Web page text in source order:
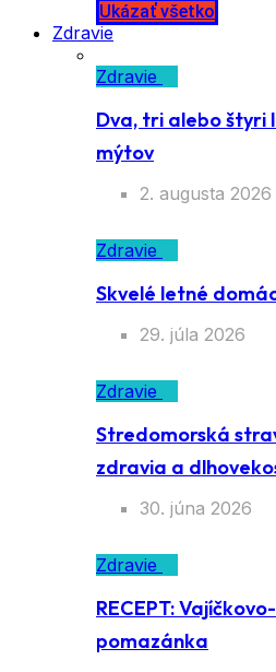
29. júna 2026
Ukázať všetko
Zdravie
Zdravie
Dva, tri alebo štyri
mýtov
Zdravie
Skvelé letné
Zdravie
Stredomorská
a dlhovekosti
Zdravie
RECEPT: